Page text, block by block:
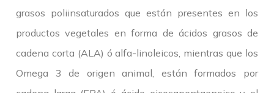
grasos poliinsaturados que están presentes en los
productos vegetales en forma de ácidos grasos de
cadena corta (ALA) ó alfa-linoleicos, mientras que los
Omega 3 de origen animal, están formados por